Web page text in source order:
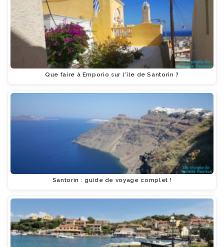
Que faire à Emporio sur l'île de Santorin ?
Santorin : guide de voyage complet !